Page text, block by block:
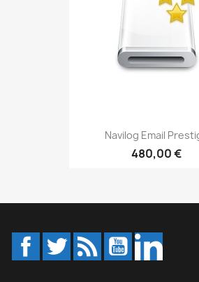
Navilog Email
480,00 €
Facebook
Twitter Rss YouTube